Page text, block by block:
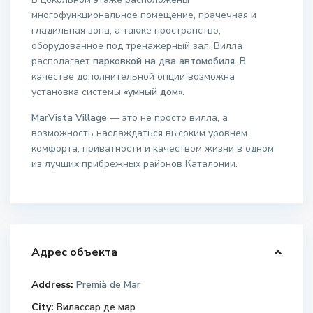
многофункциональное помещение, прачечная и
гладильная зона, а также пространство,
оборудованное под тренажерный зал. Вилла
располагаетпарковкой на два автомобиля. В
качестве дополнительной опции возможна
установка системы «умный дом».
MarVista Village — это не просто вилла, а
возможность наслаждаться высоким уровнем
комфорта, приватности и качеством жизни в одном
из лучших прибрежных районов Каталонии.
Адрес объекта
Address: Premià de Mar
City: Вилассар де мар